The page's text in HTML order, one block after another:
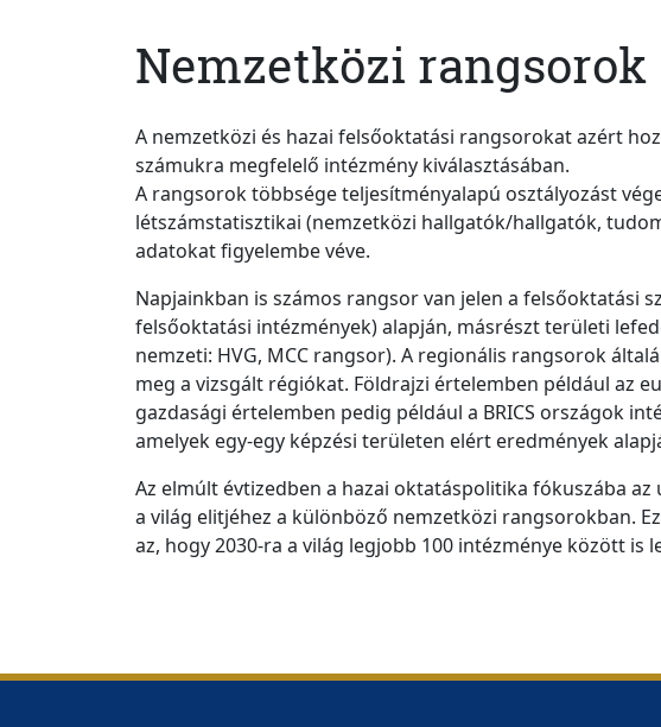
Nemzetközi rangsorok
A nemzetközi és hazai felsőoktatási rangsorokat azért
számukra megfelelő intézmény kiválasztásában.
A rangsorok többsége teljesítményalapú osztályozást
létszámstatisztikai (nemzetközi hallgatók/hallgatók,
adatokat figyelembe véve.
Napjainkban is számos rangsor van jelen a felsőoktatási
felsőoktatási intézmények) alapján, másrészt területi
nemzeti: HVG, MCC rangsor). A regionális rangsorok
meg a vizsgált régiókat. Földrajzi értelemben például az
gazdasági értelemben pedig például a BRICS országok
amelyek egy-egy képzési területen elért eredmények
Az elmúlt évtizedben a hazai oktatáspolitika fókuszába
a világ elitjéhez a különböző nemzetközi rangsorokban.
az, hogy 2030-ra a világ legjobb 100 intézménye között is